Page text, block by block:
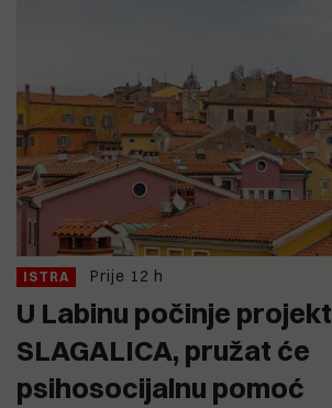
ISTRA Prije 12 h
U Labinu počinje projekt
SLAGALICA, pružat će
psihosocijalnu pomoć